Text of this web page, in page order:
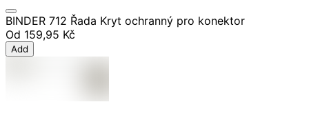
BINDER 712 Řada Kryt ochranný pro konektor
Od 159,95 Kč
Add